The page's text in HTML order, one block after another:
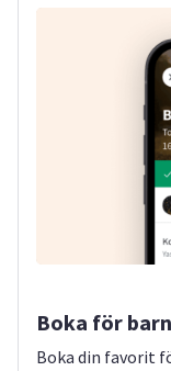
Boka för
Boka din favorit